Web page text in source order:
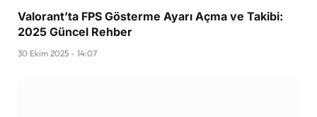
Valorant’ta FPS Gösterme Ayarı Açma ve Takibi:
2025 Güncel Rehber
30 Ekim 2025 - 14:07